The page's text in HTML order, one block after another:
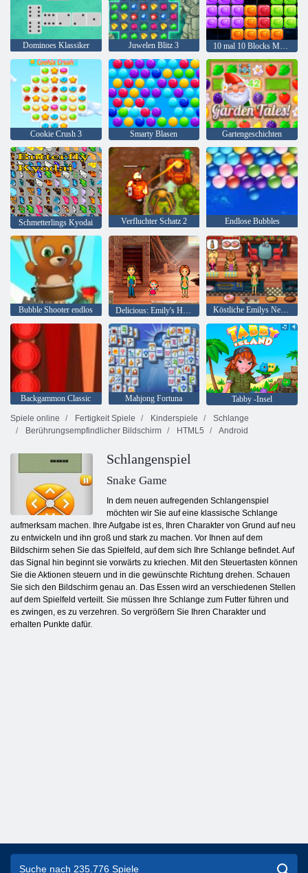
Dominoes Klassiker Juwelen Blitz 3 10 mal 10 Blocks Match
Cookie Crush 3 Smarty Blasen Gartengeschichten
Schmetterlings Kyodai Verfluchter Schatz 2 Endlose Bubbles
Bubble Shooter endlos Delicious: Emily's Home, Sweet Home Köstliche Emilys New Beginning
Backgammon Classic Mahjong Fortuna
Tabby -Insel
Spiele online
Fertigkeit Spiele Kinderspiele
Schlange
Berührungsempfindlicher Bildschirm
HTML5 Android
Schlangenspiel
Snake Game
In dem neuen aufregenden Schlangenspiel
möchten wir Sie auf eine klassische Schlange
aufmerksam machen. Ihre Aufgabe ist es, Ihren Charakter von Grund auf neu
zu entwickeln und ihn groß und stark zu machen. Vor Ihnen auf dem
Bildschirm sehen Sie das Spielfeld, auf dem sich Ihre Schlange befindet. Auf
das Signal hin beginnt sie vorwärts zu kriechen. Mit den Steuertasten können
Sie die Aktionen steuern und in die gewünschte Richtung drehen. Schauen
Sie sich den Bildschirm genau an. Das Essen wird an verschiedenen Stellen
auf dem Spielfeld verteilt. Sie müssen Ihre Schlange zum Futter führen und
es zwingen, es zu verzehren. So vergrößern Sie Ihren Charakter und
erhalten Punkte dafür.